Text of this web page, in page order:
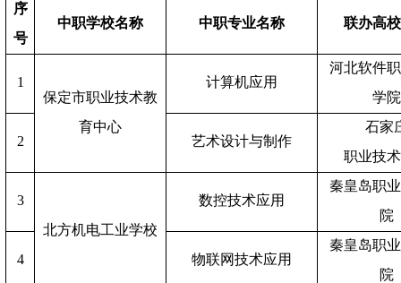
序
号
中职学校名称 中职专业名称 联办高
1
保定市职业技术教
育中心
计算机应用
河北软件
学院
2 艺术设计与制作
石家
职业技
3
北方机电工业学校
数控技术应用
秦皇岛职
院
4 物联网技术应用
秦皇岛职
院